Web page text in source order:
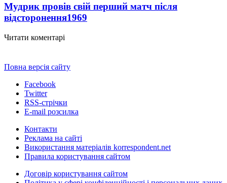
Мудрик провів свій перший матч після
відсторонення1969
Читати коментарі
Повна версія сайту
Facebook
Twitter
RSS-стрічки
E-mail розсилка
Контакти
Реклама на сайті
Використання матеріалів korrespondent.net
Правила користування сайтом
Договір користування сайтом